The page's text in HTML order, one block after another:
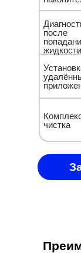
после
жидкости
чистка